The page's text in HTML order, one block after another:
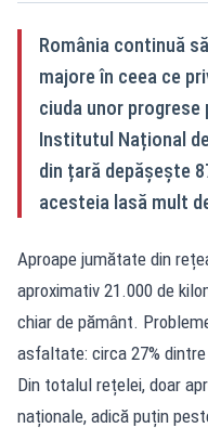
România continuă
majore în ceea ce
ciuda unor
Institutul Național
din țară depășește
acesteia lasă mult
Aproape jumătate din
aproximativ 21.000 de
chiar de pământ.
asfaltate: circa 27%
Din totalul rețelei, doar
naționale, adică puțin